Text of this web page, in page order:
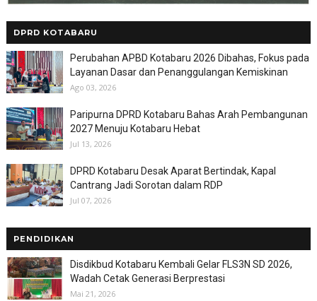
DPRD KOTABARU
Perubahan APBD Kotabaru 2026 Dibahas, Fokus pada
Layanan Dasar dan Penanggulangan Kemiskinan
Ago 03, 2026
Paripurna DPRD Kotabaru Bahas Arah Pembangunan
2027 Menuju Kotabaru Hebat
Jul 13, 2026
DPRD Kotabaru Desak Aparat Bertindak, Kapal
Cantrang Jadi Sorotan dalam RDP
Jul 07, 2026
PENDIDIKAN
Disdikbud Kotabaru Kembali Gelar FLS3N SD 2026,
Wadah Cetak Generasi Berprestasi
Mai 21, 2026